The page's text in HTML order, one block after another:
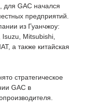
для GAC начался
предприятий.
из Гуанчжоу:
Mitsubishi,
а также китайская
стратегическое
GAC в